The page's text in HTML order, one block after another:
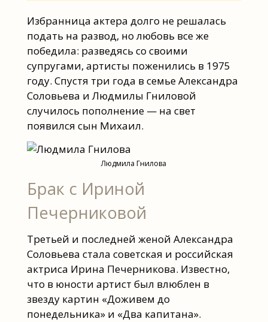
Избранница актера долго не решалась
подать на развод, но любовь все же
победила: разведясь со своими
супругами, артисты поженились в 1975
году. Спустя три года в семье Александра
Соловьева и Людмилы Гниловой
случилось пополнение — на свет
появился сын Михаил.
Людмила Гнилова
Брак с Ириной
Печерниковой
Третьей и последней женой Александра
Соловьева стала советская и российская
актриса Ирина Печерникова. Известно,
что в юности артист был влюблен в
звезду картин «Доживем до
понедельника» и «Два капитана».